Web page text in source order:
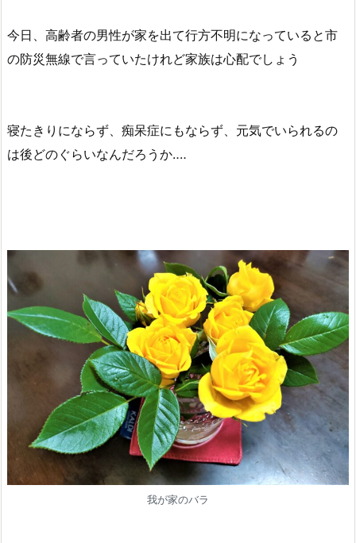
今日、高齢者の男性が家を出て行方不明になっていると市
の防災無線で言っていたけれど家族は心配でしょう
寝たきりにならず、痴呆症にもならず、元気でいられるの
は後どのぐらいなんだろうか‥‥
我が家のバラ